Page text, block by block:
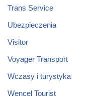
Trans Service
Ubezpieczenia
Visitor
Voyager Transport
Wczasy i turystyka
Wencel Tourist